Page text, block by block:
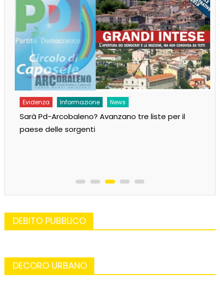
Evidenza Informazione News
Sarà Pd-Arcobaleno? Avanzano tre liste per il
paese delle sorgenti
DEBITO PUBBLICO
DECORO URBANO